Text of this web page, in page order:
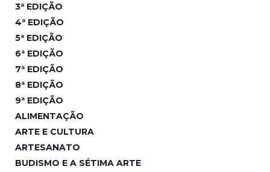
3ª EDIÇÃO
4ª EDIÇÃO
5ª EDIÇÃO
6ª EDIÇÃO
7ª EDIÇÃO
8ª EDIÇÃO
9ª EDIÇÃO
ALIMENTAÇÃO
ARTE E CULTURA
ARTESANATO
BUDISMO E A SÉTIMA ARTE